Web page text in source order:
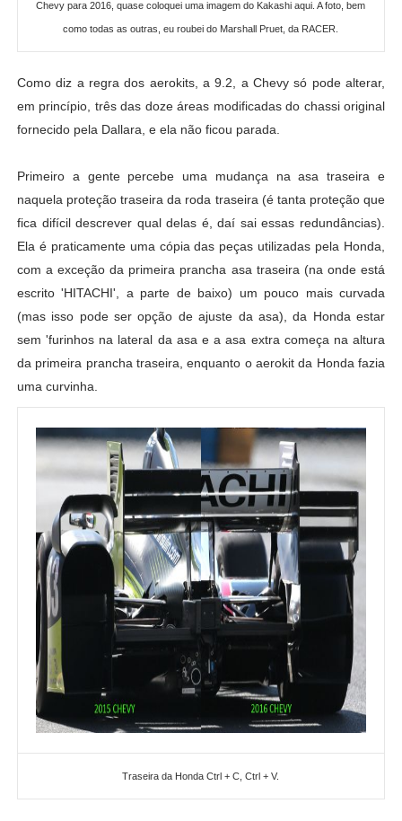
Chevy para 2016, quase coloquei uma imagem do Kakashi aqui. A foto, bem
como todas as outras, eu roubei do Marshall Pruet, da RACER.
Como diz a regra dos aerokits, a 9.2, a Chevy só pode alterar,
em princípio, três das doze áreas modificadas do chassi original
fornecido pela Dallara, e ela não ficou parada.
Primeiro a gente percebe uma mudança na asa traseira e
naquela proteção traseira da roda traseira (é tanta proteção que
fica difícil descrever qual delas é, daí sai essas redundâncias).
Ela é praticamente uma cópia das peças utilizadas pela Honda,
com a exceção da primeira prancha asa traseira (na onde está
escrito 'HITACHI', a parte de baixo) um pouco mais curvada
(mas isso pode ser opção de ajuste da asa), da Honda estar
sem 'furinhos na lateral da asa e a asa extra começa na altura
da primeira prancha traseira, enquanto o aerokit da Honda fazia
uma curvinha.
Traseira da Honda Ctrl + C, Ctrl + V.